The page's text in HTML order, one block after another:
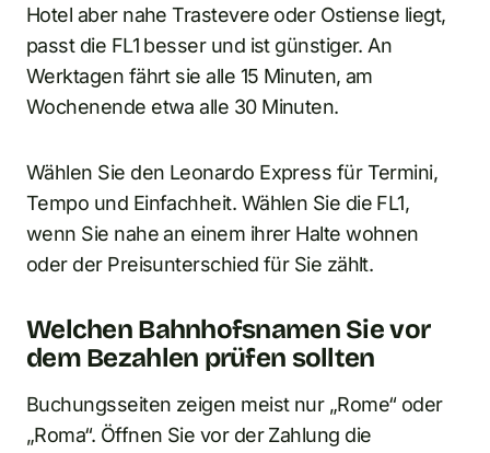
Hotel aber nahe Trastevere oder Ostiense liegt,
passt die FL1 besser und ist günstiger. An
Werktagen fährt sie alle 15 Minuten, am
Wochenende etwa alle 30 Minuten.
Wählen Sie den Leonardo Express für Termini,
Tempo und Einfachheit. Wählen Sie die FL1,
wenn Sie nahe an einem ihrer Halte wohnen
oder der Preisunterschied für Sie zählt.
Welchen Bahnhofsnamen Sie vor
dem Bezahlen prüfen sollten
Buchungsseiten zeigen meist nur „Rome“ oder
„Roma“. Öffnen Sie vor der Zahlung die